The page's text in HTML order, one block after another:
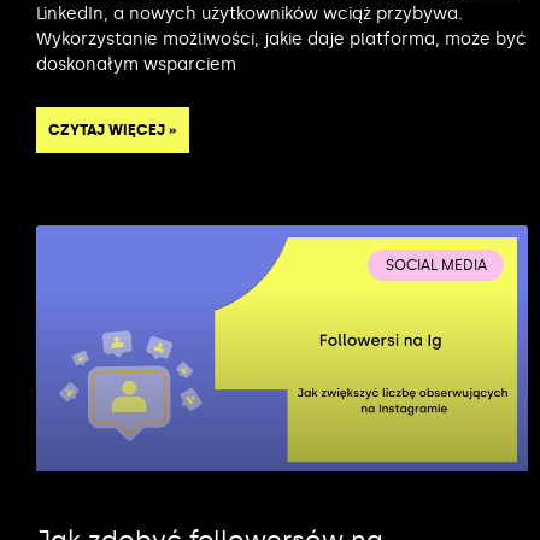
LinkedIn, a nowych użytkowników wciąż przybywa.
Wykorzystanie możliwości, jakie daje platforma, może być
doskonałym wsparciem
CZYTAJ WIĘCEJ »
SOCIAL MEDIA